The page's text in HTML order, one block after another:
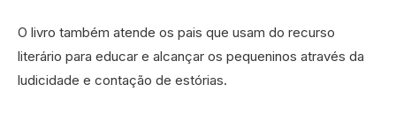
O livro também atende os pais que usam do recurso
literário para educar e alcançar os pequeninos através da
ludicidade e contação de estórias.